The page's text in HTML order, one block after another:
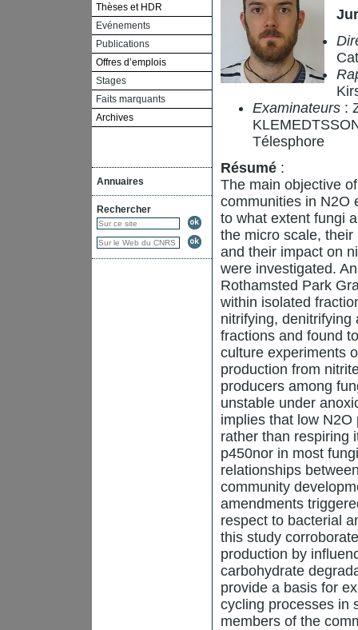
Thèses et HDR
Evénements
Publications
Offres d’emplois
Stages
Faits marquants
Archives
Annuaires
Rechercher
Examinateurs :
Télesphore
Résumé :
The main objective
communities in N2O
to what extent fungi
the micro scale,
and their impact on
were investigated.
Rothamsted Park
within isolated
nitrifying, denitrifying
fractions and found
culture experiments
production from
producers among
unstable under
implies that low
rather than respiring
p450nor in most
relationships
community
amendments
respect to bacterial
this study
production by
carbohydrate
provide a basis for
cycling processes in
members of the